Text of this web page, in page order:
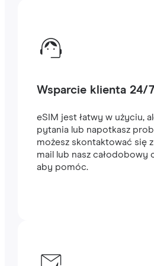
Wsparcie klienta 24/7
eSIM jest łatwy w użyciu,
pytania lub napotkasz
możesz skontaktować się
mail lub nasz całodobowy
aby pomóc.